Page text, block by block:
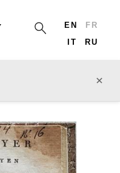
EN
FR
IT
RU
×